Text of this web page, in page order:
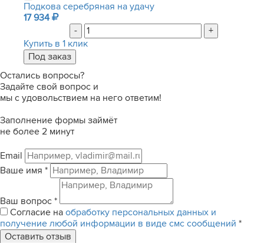
Подкова серебряная на удачу
17 934
-
+
Купить в 1 клик
Остались вопросы?
Задайте свой вопрос и
мы с удовольствием на него ответим!
Заполнение формы займёт
не более 2 минут
Email
Ваше имя *
Ваш вопрос *
Согласие на обработку персональных данных и
получение любой информации в виде смс сообщений *